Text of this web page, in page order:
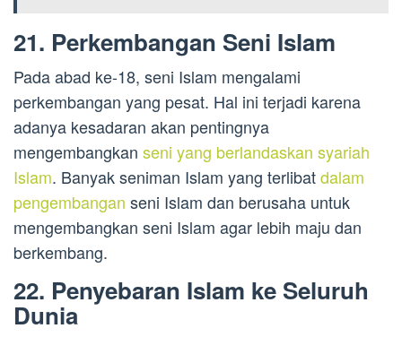
21. Perkembangan Seni Islam
Pada abad ke-18, seni Islam mengalami
perkembangan yang pesat. Hal ini terjadi karena
adanya kesadaran akan pentingnya
mengembangkan seni yang berlandaskan syariah
Islam. Banyak seniman Islam yang terlibatdalam
pengembangan seni Islam dan berusaha untuk
mengembangkan seni Islam agar lebih maju dan
berkembang.
22. Penyebaran Islam ke Seluruh
Dunia